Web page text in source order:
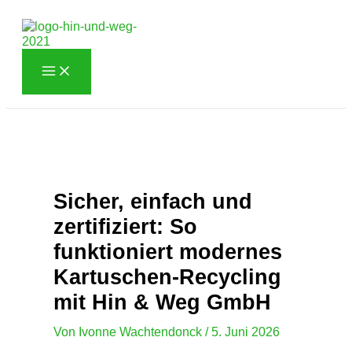
Inhalt
springen
Sicher, einfach und
zertifiziert: So
funktioniert modernes
Kartuschen-Recycling
mit Hin & Weg GmbH
Von Ivonne Wachtendonck / 5. Juni 2026